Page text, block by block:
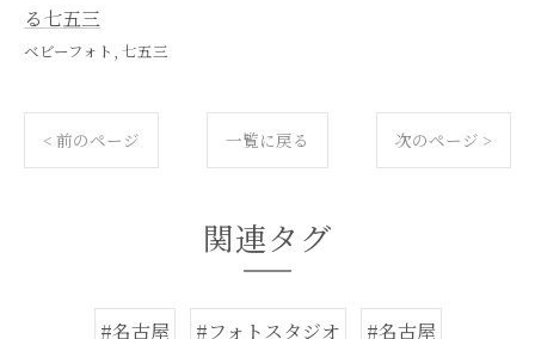
る七五三
ベビーフォト 七五三
< 前のページ 一覧に戻る 次のページ >
関連タグ
#名古屋 #フォトスタジオ #名古屋